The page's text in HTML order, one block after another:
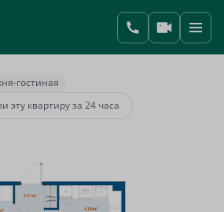
8 702 459 руб.
гостиная
эту квартиру за 24 часа